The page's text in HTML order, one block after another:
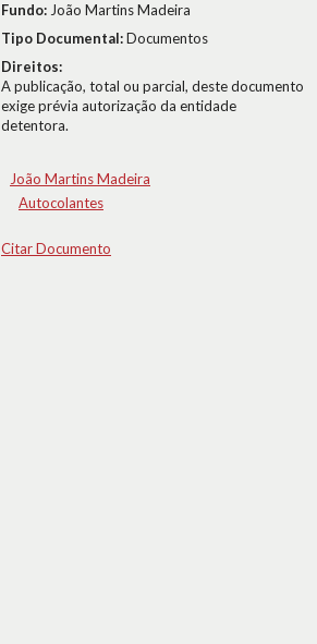
Fundo: João Martins Madeira
Tipo Documental:Documentos
Direitos:
A publicação, total ou parcial, deste documento
exige prévia autorização da entidade
detentora.
João Martins Madeira
Autocolantes
Citar Documento